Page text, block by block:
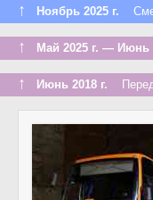
↑ Ноябрь 2025 г.
↑ Май 2025 г. — Июнь
↑ Июнь 2018 г.